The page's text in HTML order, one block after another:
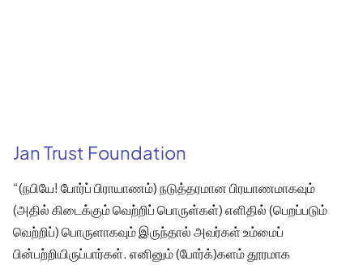
Jan Trust Foundation
“(நபியே! போர்ப் பிராயாணம்) நடுத்தரமான பிரயாணமாகவும்
(அதில் கிடைக்கும் வெற்றிப் பொருள்கள்) எளிதில் (பெறப்படும்
வெற்றிப்) பொருளாகவும் இருந்தால் அவர்கள் உம்மைப்
பின்பற்றியிருப்பார்கள். எனினும் (போர்க்)களம் தூரமாக